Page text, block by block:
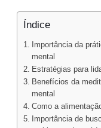
Índice
Importância da
mental
Estratégias para
Benefícios da
mental
Como a
Importância de